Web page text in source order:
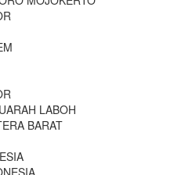
LABOH
BARAT